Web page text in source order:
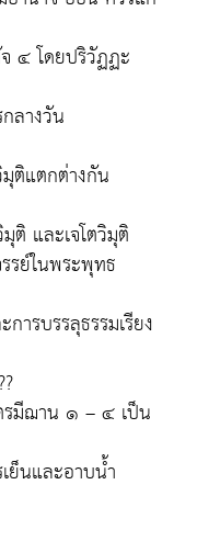
๔ โดยปริวัฏฏะ
ลางวัน
ติแตกต่างกัน
และเจโตวิมุติ
รย์ในพระพุทธ
ารบรรลุธรรมเรียง
มีฌาน ๑ – ๔ เป็น
นและอาบน้ำ